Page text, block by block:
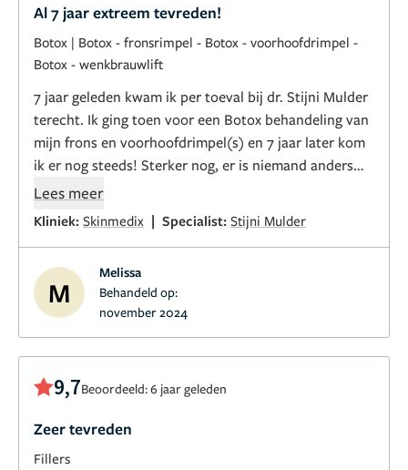
Al 7 jaar extreem tevreden!
Botox | Botox - fronsrimpel - Botox - voorhoofdrimpel -
Botox - wenkbrauwlift
7 jaar geleden kwam ik per toeval bij dr. Stijni Mulder
terecht. Ik ging toen voor een Botox behandeling van
mijn frons en voorhoofdrimpel(s) en 7 jaar later kom
ik er nog steeds! Sterker nog, er is niemand anders
die ik zou vertrouwen dan dr. Stijni Mulder. Inmiddels
ben ik behoorlijk wat Botox- en filler (traangoot en
lip) behandelingen verder. Ik ben extreem bang voor
gemak te stellen. Ook geeft ze duidelijk aan wat ze
doet en waarom. Ik krijg altijd complimenten over
mijn uiterlijk en dan met name dat het niet opvalt dat
professionele mening of een behandeling nodig is. De
blijven 9 tot 12 maanden goed zitten. Mijn laatste
behandeling was voor Botox frons +
Lees meer
Kliniek: Skinmedix | Specialist: Stijni Mulder
M
Melissa
Behandeld op:
november 2024
9,7Beoordeeld: 6 jaar geleden
Zeer tevreden
Fillers